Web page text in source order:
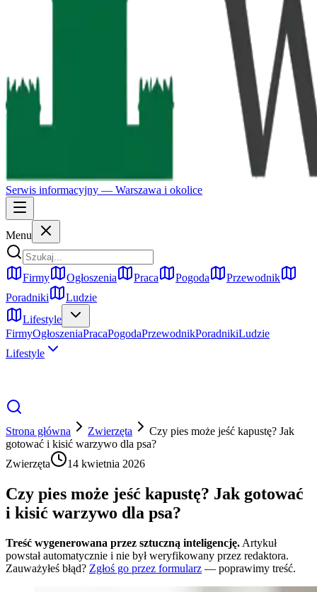
Serwis informacyjny — Warszawa i okolice
Menu
Firmy Ogłoszenia Praca Pogoda
Przewodnik
Poradniki
Ludzie
Lifestyle
FirmyOgłoszeniaPracaPogodaPrzewodnikPoradnikiLudzie
Lifestyle
Strona główna Zwierzęta
Czy pies może jeść kapustę? Jak
gotować i kisić warzywo dla psa?
Zwierzęta
14 kwietnia 2026
Czy pies może jeść kapustę? Jak gotować
i kisić warzywo dla psa?
Treść wygenerowana przez sztuczną inteligencję. Artykuł
powstał automatycznie i nie był weryfikowany przez redaktora.
Zauważyłeś błąd? Zgłoś go przez formularz — poprawimy treść.